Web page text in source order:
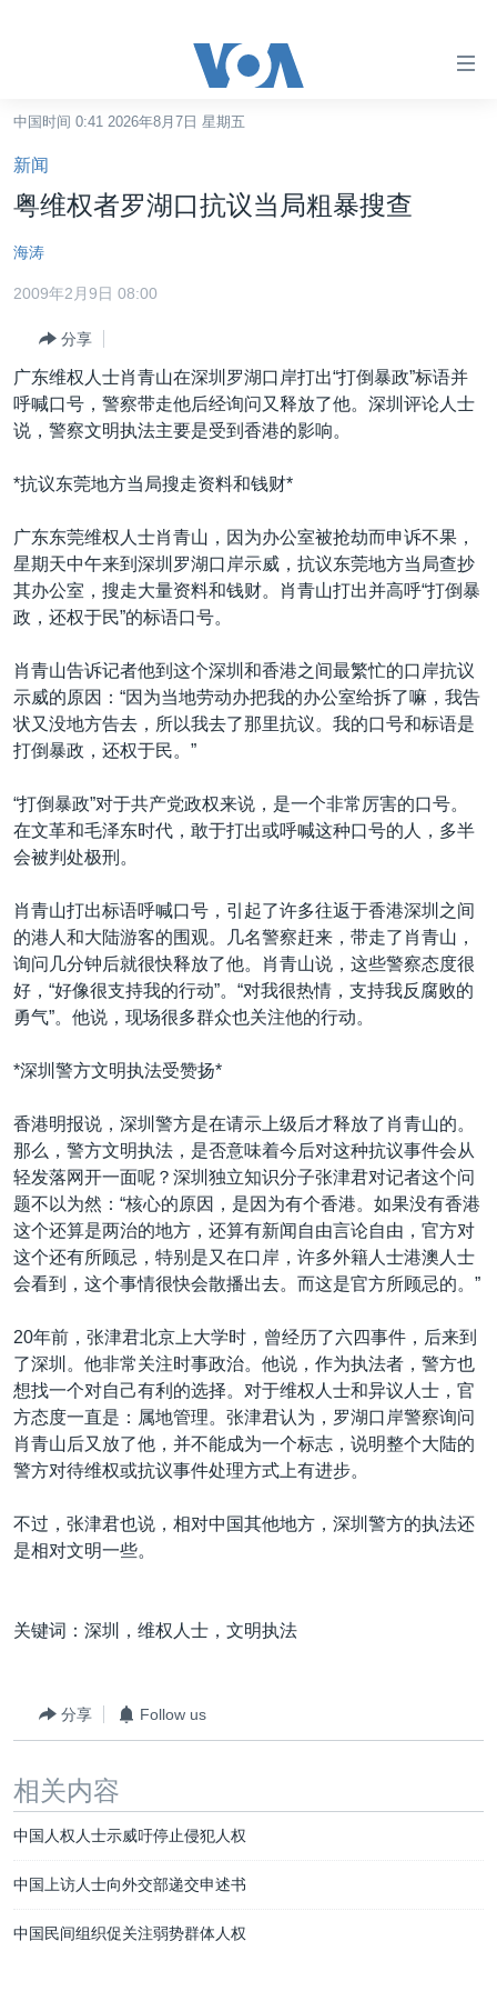
碍
链
接
转
内
转
到
导
跳
到
检
索
台湾
港澳
国际
最新国际新闻
印太
非洲
美洲
全球议题
分类新闻
经济·金融·贸易
军事
劳工
环境
美中关系
国会报道
美中关系
美国建国250周年
埃博拉疫情
美国之音专访
重要讲话与声明
南中国海争端
关注西藏
关注新疆
GEN Z 看美国
VOA今日焦点
中文广播
其他语言网站
中国时间 0:41 2026年8月7日 星期五
新闻
粤维权者罗湖口抗议当局粗暴搜查
海涛
2009年2月9日 08:00
分享
广东维权人士肖青山在深圳罗湖口岸打出“打倒暴政”标语并
呼喊口号，警察带走他后经询问又释放了他。深圳评论人士
说，警察文明执法主要是受到香港的影响。
*抗议东莞地方当局搜走资料和钱财*
广东东莞维权人士肖青山，因为办公室被抢劫而申诉不果，
星期天中午来到深圳罗湖口岸示威，抗议东莞地方当局查抄
其办公室，搜走大量资料和钱财。肖青山打出并高呼“打倒暴
政，还权于民”的标语口号。
肖青山告诉记者他到这个深圳和香港之间最繁忙的口岸抗议
示威的原因：“因为当地劳动办把我的办公室给拆了嘛，我告
状又没地方告去，所以我去了那里抗议。我的口号和标语是
打倒暴政，还权于民。”
“打倒暴政”对于共产党政权来说，是一个非常厉害的口号。
在文革和毛泽东时代，敢于打出或呼喊这种口号的人，多半
会被判处极刑。
肖青山打出标语呼喊口号，引起了许多往返于香港深圳之间
的港人和大陆游客的围观。几名警察赶来，带走了肖青山，
询问几分钟后就很快释放了他。肖青山说，这些警察态度很
好，“好像很支持我的行动”。“对我很热情，支持我反腐败的
勇气”。他说，现场很多群众也关注他的行动。
*深圳警方文明执法受赞扬*
香港明报说，深圳警方是在请示上级后才释放了肖青山的。
那么，警方文明执法，是否意味着今后对这种抗议事件会从
轻发落网开一面呢？深圳独立知识分子张津君对记者这个问
题不以为然：“核心的原因，是因为有个香港。如果没有香港
这个还算是两治的地方，还算有新闻自由言论自由，官方对
这个还有所顾忌，特别是又在口岸，许多外籍人士港澳人士
会看到，这个事情很快会散播出去。而这是官方所顾忌的。”
20年前，张津君北京上大学时，曾经历了六四事件，后来到
了深圳。他非常关注时事政治。他说，作为执法者，警方也
想找一个对自己有利的选择。对于维权人士和异议人士，官
方态度一直是：属地管理。张津君认为，罗湖口岸警察询问
肖青山后又放了他，并不能成为一个标志，说明整个大陆的
警方对待维权或抗议事件处理方式上有进步。
不过，张津君也说，相对中国其他地方，深圳警方的执法还
是相对文明一些。
关键词：深圳，维权人士，文明执法
分享 Follow us
相关内容
中国人权人士示威吁停止侵犯人权
中国上访人士向外交部递交申述书
中国民间组织促关注弱势群体人权